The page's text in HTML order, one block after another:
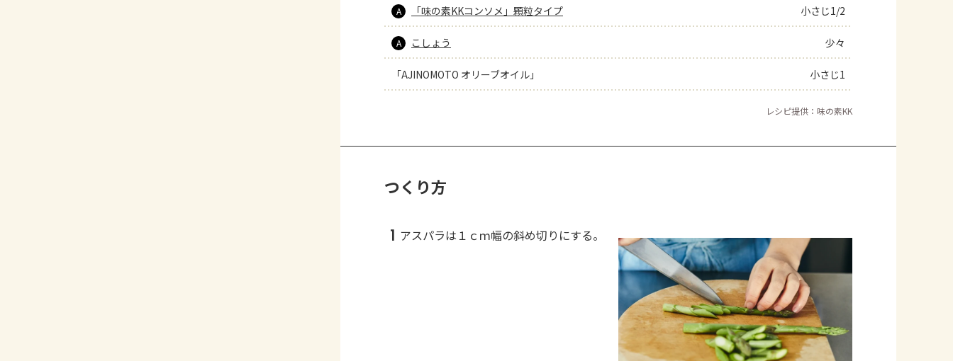
A 「味の素KKコンソメ」顆粒タイプ 小さじ1/2
A こしょう 少々
「AJINOMOTO オリーブオイル」 小さじ1
レシピ提供：味の素KK
つくり方
1 アスパラは１ｃｍ幅の斜め切りにする。